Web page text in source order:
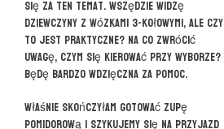
się za ten temat. Wszędzie widzę
dziewczyny z wózkami 3-kołowymi, ale czy
to jest praktyczne? Na co zwrócić
uwagę, czym się kierować przy wyborze?
Będę bardzo wdzięczna za pomoc.
Właśnie skończyłam gotować zupę
pomidorową i szykujemy się na przyjazd